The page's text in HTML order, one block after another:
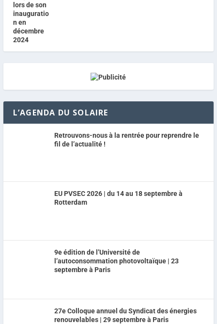
L’AGENDA DU SOLAIRE
Retrouvons-nous à la rentrée pour reprendre le
fil de l’actualité !
EU PVSEC 2026 | du 14 au 18 septembre à
Rotterdam
9e édition de l’Université de
l’autoconsommation photovoltaïque | 23
septembre à Paris
27e Colloque annuel du Syndicat des énergies
renouvelables | 29 septembre à Paris